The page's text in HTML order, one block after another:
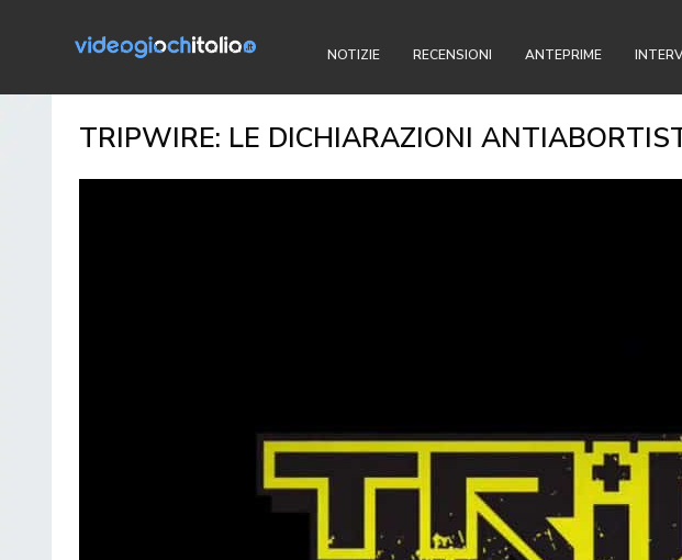
NOTIZIE RECENSIONI ANTEPRIME
TRIPWIRE: LE DICHIARAZIONI